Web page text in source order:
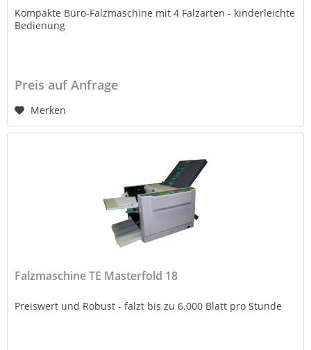
Kompakte Büro-Falzmaschine mit 4 Falzarten - kinderleichte
Bedienung
Preis auf Anfrage
Merken
Falzmaschine TE Masterfold 18
Preiswert und Robust - falzt bis zu 6.000 Blatt pro Stunde